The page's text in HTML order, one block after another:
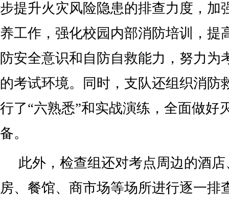
步提升火灾风险隐患的排查力度，加
养工作，强化校园内部消防培训，提
防安全意识和自防自救能力，努力为
的考试环境。同时，支队还组织消防
行了“六熟悉”和实战演练，全面做好
备。
此外，检查组还对考点周边的酒
房、餐馆、商市场等场所进行逐一排